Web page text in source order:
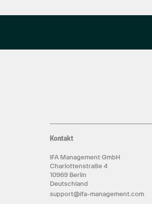
Kontakt
IFA Management GmbH
Charlottenstraße 4
10969 Berlin
Deutschland
support@ifa-management.com